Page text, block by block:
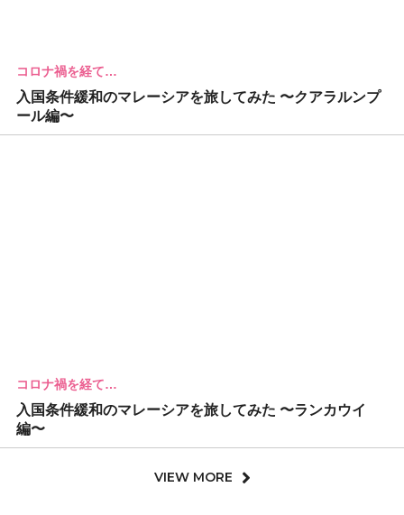
コロナ禍を経て…
入国条件緩和のマレーシアを旅してみた 〜クアラルンプ
ール編〜
コロナ禍を経て…
入国条件緩和のマレーシアを旅してみた 〜ランカウイ
編〜
VIEW MORE